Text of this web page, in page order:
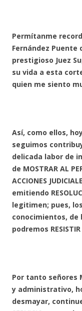
Permítanme
Fernández
prestigioso Juez
su vida a esta
quien me siento
Así, como ellos,
seguimos
delicada labor de
de MOSTRAR AL
ACCIONES
emitiendo
legitimen; pues,
conocimientos, de
podremos RESISTIR
Por tanto señores
y administrativo,
desmayar,